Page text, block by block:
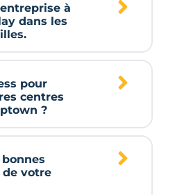
à
dans les
pour
centres
?
de votre